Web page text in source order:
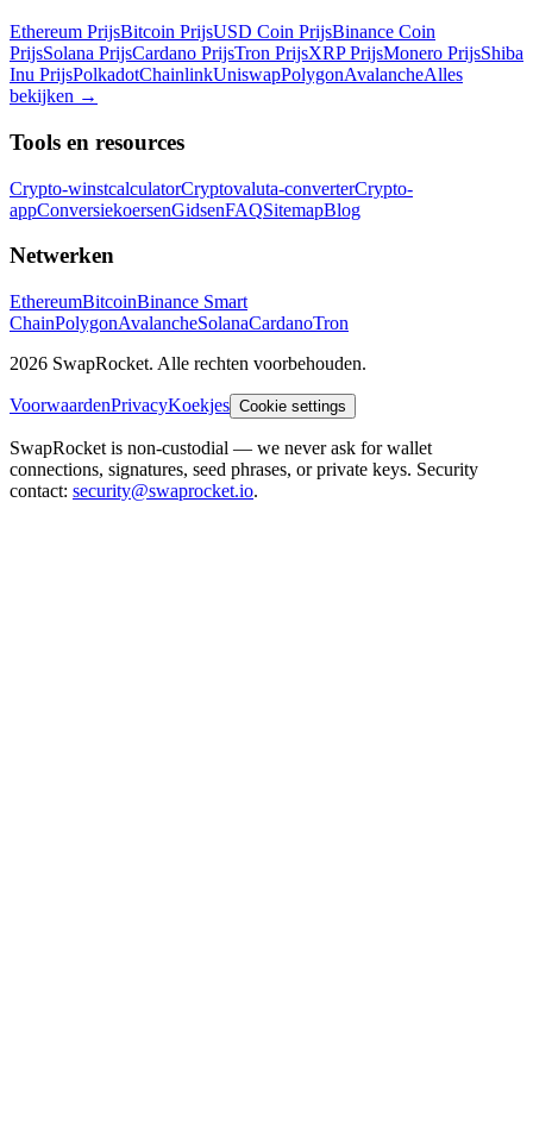
Ethereum PrijsBitcoin PrijsUSD Coin PrijsBinance Coin
PrijsSolana PrijsCardano PrijsTron PrijsXRP PrijsMonero PrijsShiba
Inu PrijsPolkadotChainlinkUniswapPolygonAvalancheAlles
bekijken →
Tools en resources
Crypto-winstcalculatorCryptovaluta-converterCrypto-
appConversiekoersenGidsenFAQSitemapBlog
Netwerken
EthereumBitcoinBinance Smart
ChainPolygonAvalancheSolanaCardanoTron
2026 SwapRocket. Alle rechten voorbehouden.
VoorwaardenPrivacyKoekjes Cookie settings
SwapRocket is non-custodial — we never ask for wallet
connections, signatures, seed phrases, or private keys. Security
contact: security@swaprocket.io.